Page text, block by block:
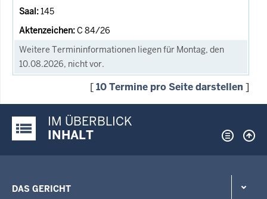
145
C 84/26
Weitere Termininformationen liegen für Montag, den
10.08.2026, nicht vor.
[10 Termine pro Seite darstellen ]
Justiz-Portal im Überblick:
IM ÜBERBLICK
INHALT
DAS GERICHT